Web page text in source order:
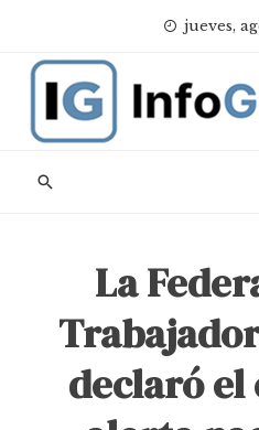
content
jueves,
La
declaró el